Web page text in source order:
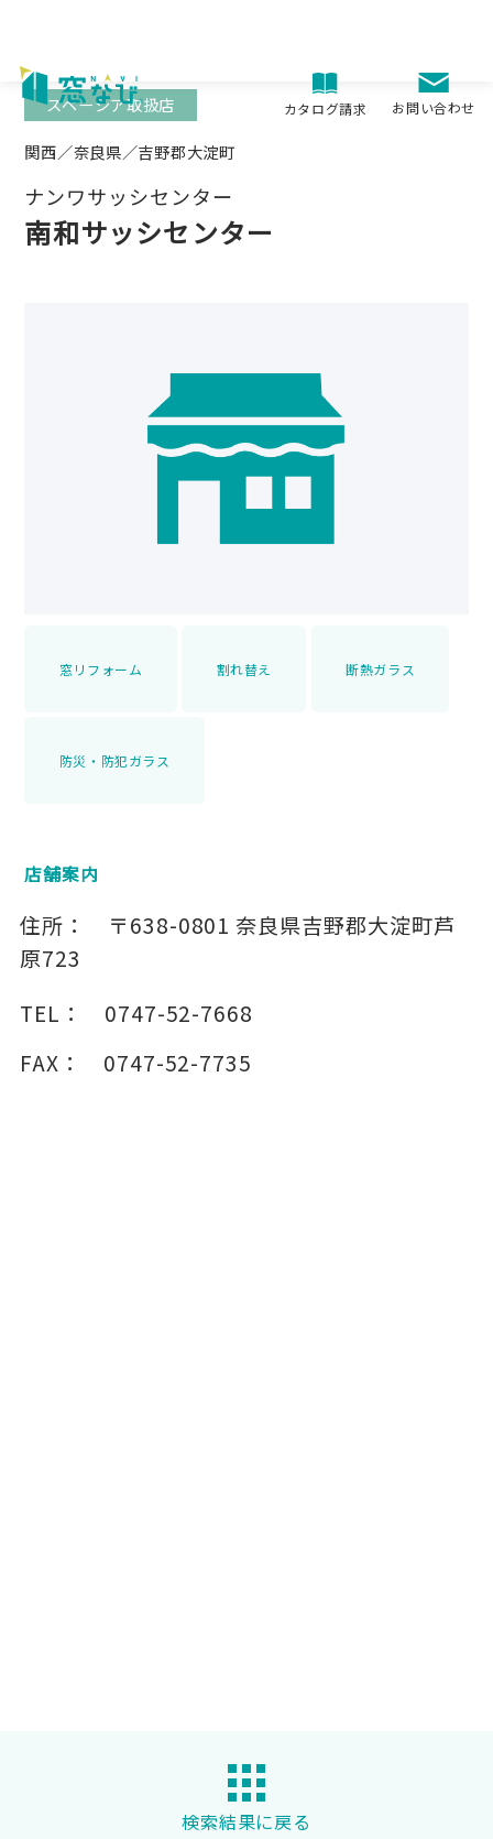
content
カタログ請求 お問い合わせ
関西／奈良県／吉野郡大淀町
ナンワサッシセンター
南和サッシセンター
スペーシア取扱店
窓リフォーム 割れ替え 断熱ガラス
防災・防犯ガラス
店舗案内
住所： 〒638-0801 奈良県吉野郡大淀町芦
原723
TEL：
0747-52-7668
FAX：
0747-52-7735
検索結果に戻る